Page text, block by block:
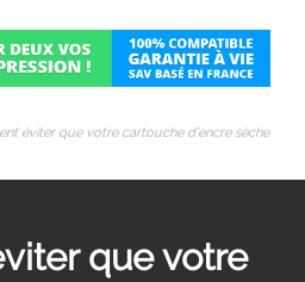
éviter que votre cartouche d’encre sèche
que votre